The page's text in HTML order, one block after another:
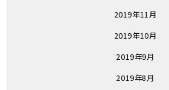
2019年11月
2019年10月
2019年9月
2019年8月